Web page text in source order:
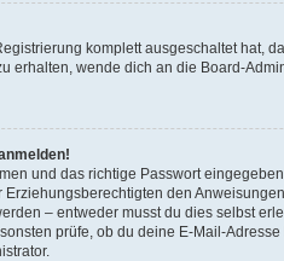
komplett ausgeschaltet hat,
erhalten, wende dich an die Board-
und das richtige Passwort
den
– entweder musst du dies selbst
prüfe, ob du deine E-Mail-